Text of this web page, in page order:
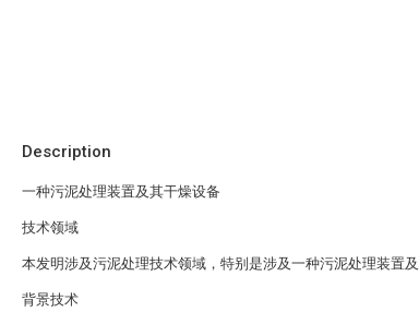
Description
一种污泥处理装置及其干燥设备
技术领域
本发明涉及污泥处理技术领域，特别是涉及一种污泥处理装置及
背景技术